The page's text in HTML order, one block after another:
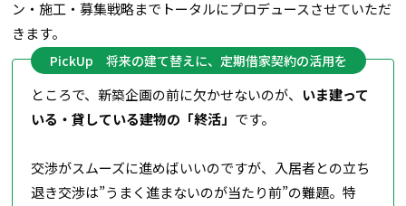
ン・施工・募集戦略までトータルにプロデュースさせていただ
きます。
PickUp 将来の建て替えに、定期借家契約の活用を
ところで、新築企画の前に欠かせないのが、 いま建って
いる・貸している建物の「終活」 です。
交渉がスムーズに進めばいいのですが、入居者との立ち
退き交渉は”うまく進まないのが当たり前”の難題。特